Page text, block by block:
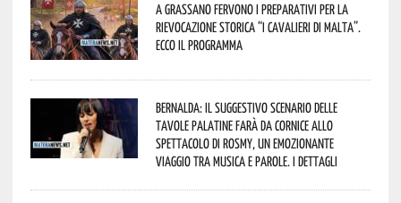
A Grassano fervono i preparativi per la
Rievocazione Storica “I CAVALIERI DI MALTA”.
Ecco il programma
Bernalda: il suggestivo scenario delle
Tavole Palatine farà da cornice allo
spettacolo di Rosmy, un emozionante
viaggio tra musica e parole. I dettagli